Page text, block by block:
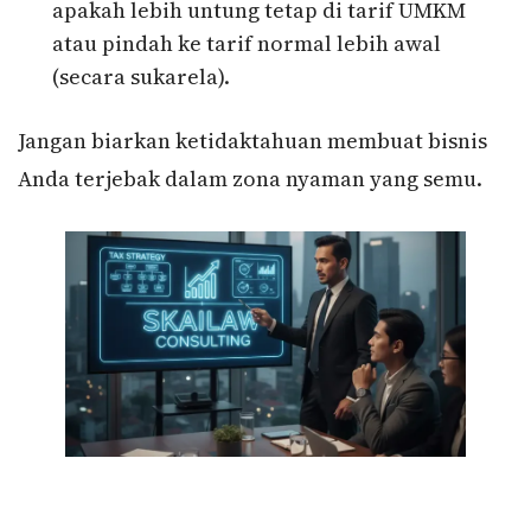
apakah lebih untung tetap di tarif UMKM
atau pindah ke tarif normal lebih awal
(secara sukarela).
Jangan biarkan ketidaktahuan membuat bisnis
Anda terjebak dalam zona nyaman yang semu.